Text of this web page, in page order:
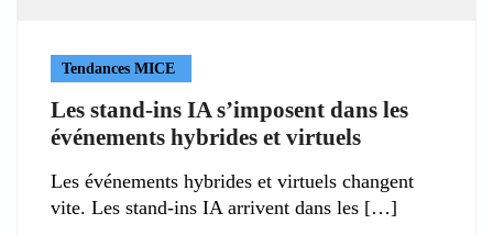
Tendances MICE
Les stand-ins IA s’imposent dans les
événements hybrides et virtuels
Les événements hybrides et virtuels changent
vite. Les stand-ins IA arrivent dans les